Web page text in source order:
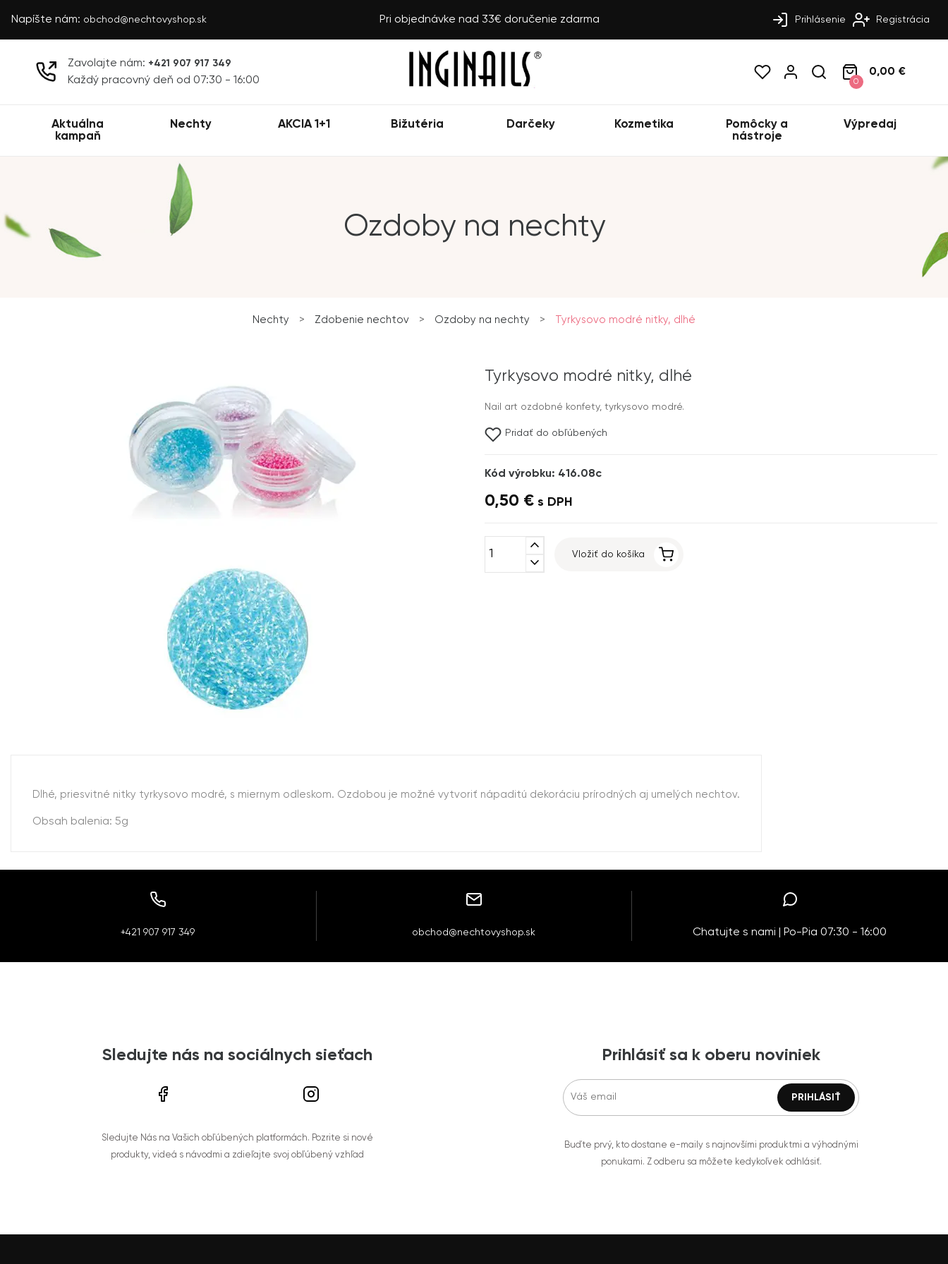
Napíšte nám: obchod@nechtovyshop.sk Pri objednávke nad 33€ doručenie zdarma Prihlásenie Registrácia
Zavolajte nám: +421 907 917 349
Každý pracovný deň od 07:30 - 16:00 0
0,00 €
Aktuálna
kampaň
Nechty AKCIA 1+1 Bižutéria Darčeky Kozmetika
Pomôcky a
nástroje
Výpredaj
Ozdoby na nechty
Nechty > Zdobenie nechtov > Ozdoby na nechty > Tyrkysovo modré nitky, dlhé
Tyrkysovo modré nitky, dlhé
Nail art ozdobné konfety, tyrkysovo modré.
Pridať do obľúbených
Kód výrobku: 416.08c
0,50 € s DPH
expand_less
expand_more
Vložiť do košíka
Dlhé, priesvitné nitky tyrkysovo modré, s miernym odleskom. Ozdobou je možné vytvoriť nápaditú dekoráciu prírodných aj umelých nechtov.
Obsah balenia: 5g
+421 907 917 349 obchod@nechtovyshop.sk Chatujte s nami | Po-Pia 07:30 - 16:00
Sledujte nás na sociálnych sieťach
Sledujte Nás na Vašich obľúbených platformách. Pozrite si nové
produkty, videá s návodmi a zdieľajte svoj obľúbený vzhľad
Prihlásiť sa k oberu noviniek
Buďte prvý, kto dostane e-maily s najnovšími produktmi a výhodnými
ponukami. Z odberu sa môžete kedykoľvek odhlásiť.